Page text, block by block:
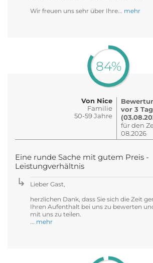
Wir freuen uns sehr über Ihre... mehr
84%
Von Nice
Familie
50-59 Jahre
vor 3
für den
08.2026
Eine runde Sache mit gutem Preis -
Leistungverhältnis
Lieber Gast,
herzlichen Dank, dass Sie sich die Zeit
Ihren Aufenthalt bei uns zu bewerten
mit uns zu teilen.
mehr